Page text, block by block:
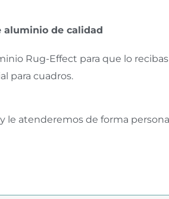
aluminio de calidad
Rug-Effect para que lo
para cuadros.
le atenderemos de forma